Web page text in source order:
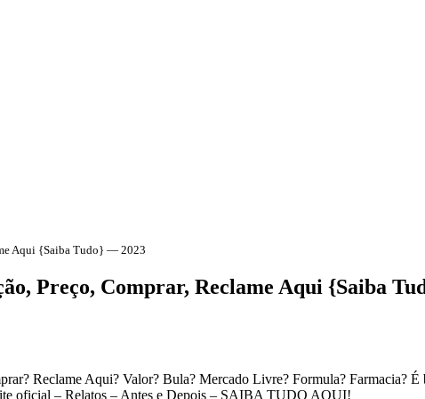
Aqui {Saiba Tudo} — 2023
Preço, Comprar, Reclame Aqui {Saiba
Reclame Aqui? Valor? Bula? Mercado Livre? Formula? Farmacia? É
oficial – Relatos – Antes e Depois – SAIBA TUDO AQUI!